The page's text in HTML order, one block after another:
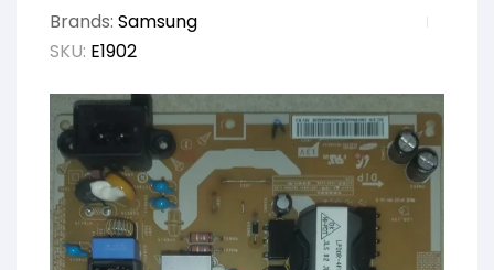
Brands: Samsung
SKU: E1902